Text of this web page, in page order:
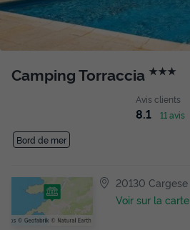
Camping Torraccia ★★★
Avis clients
8.1 11 avis
Bord de mer
20130 Cargese
Voir sur la carte